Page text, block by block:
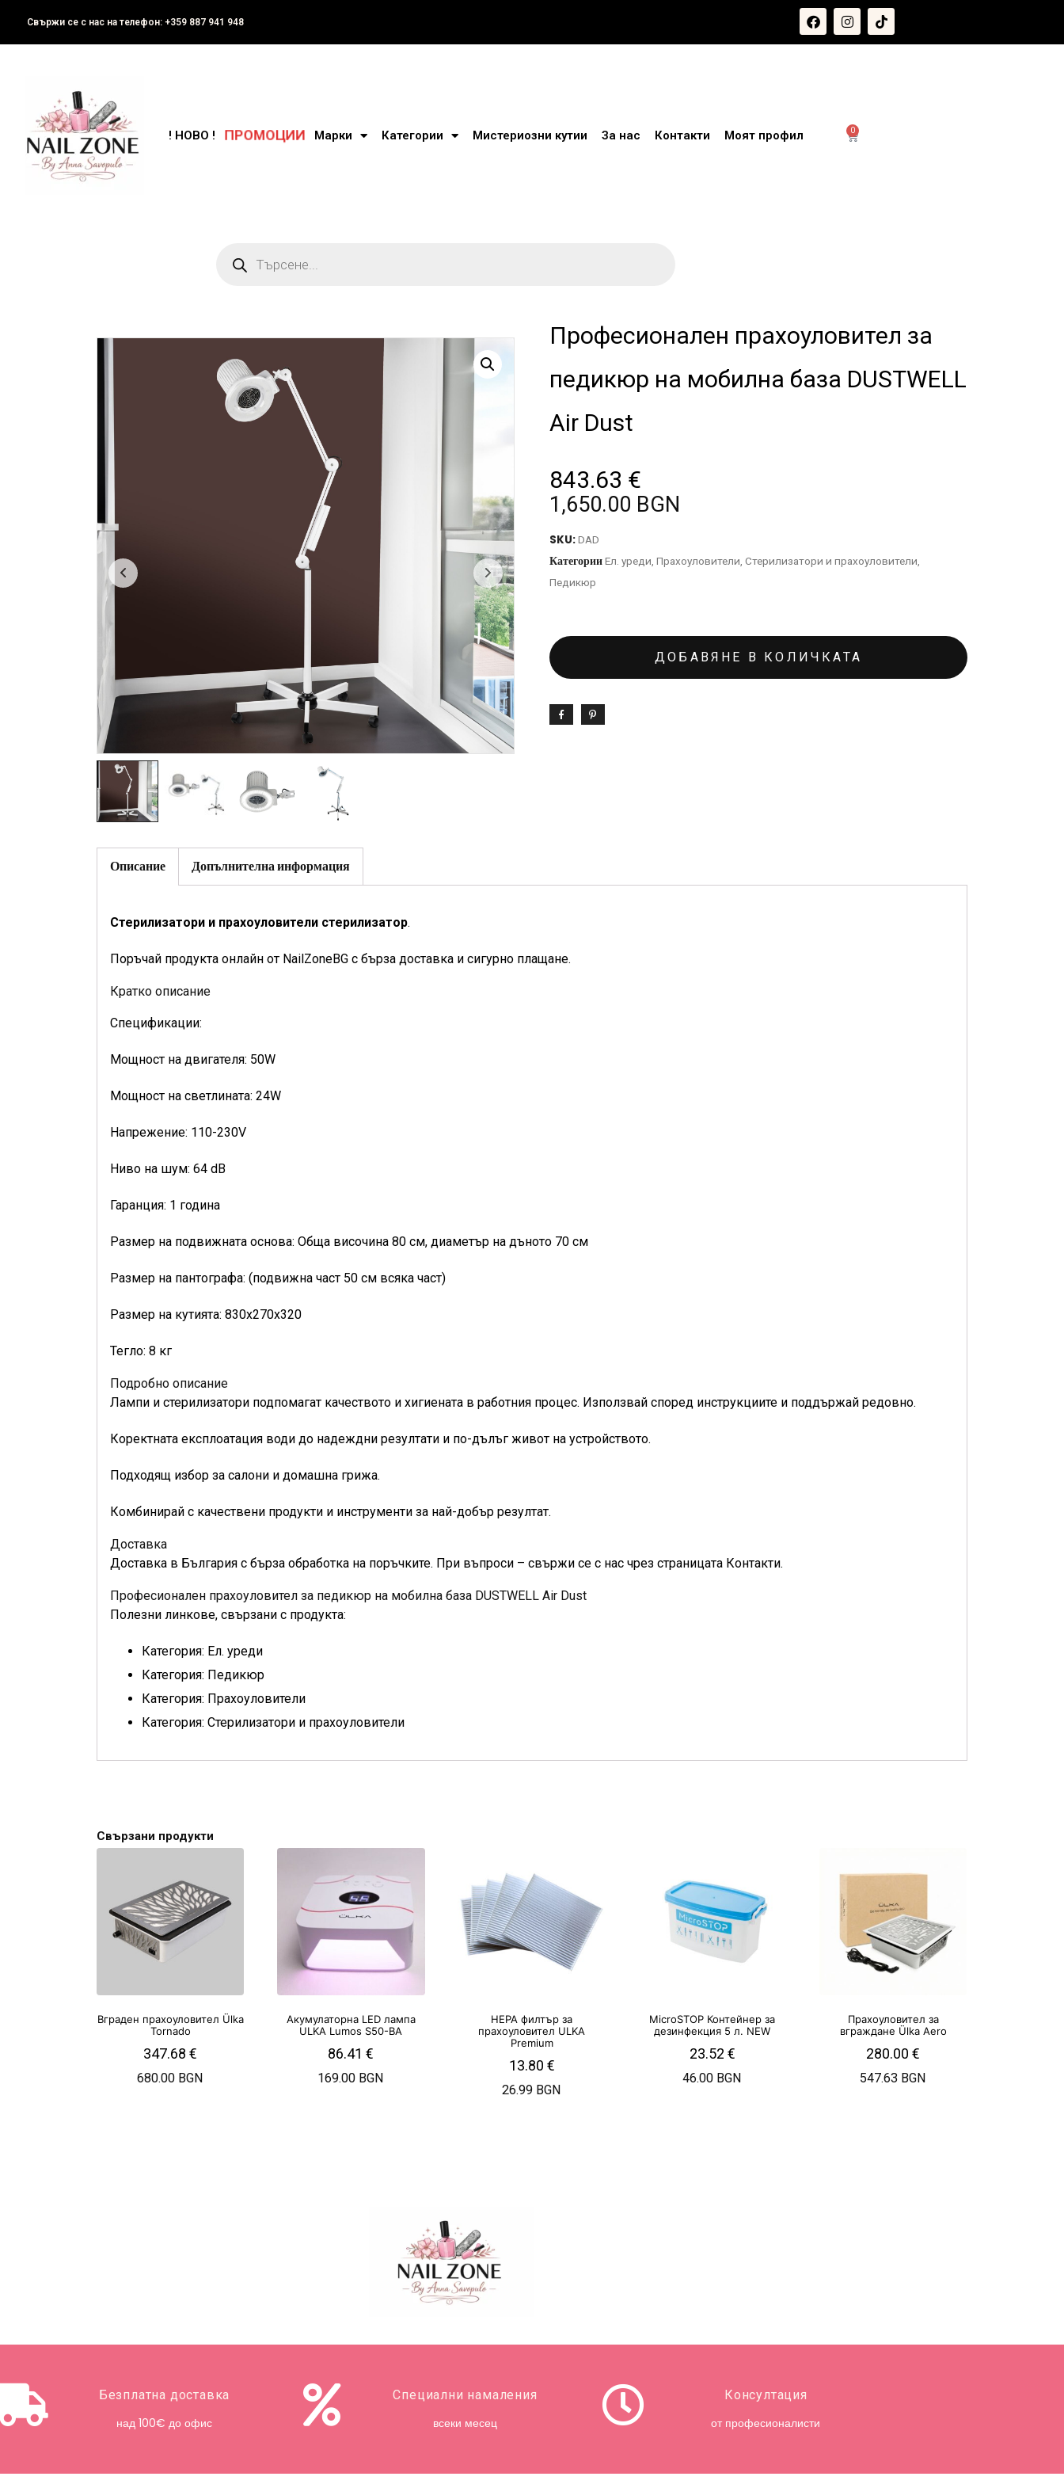
Свържи се с нас на телефон: +359 887 941 948
0
! НОВО ! ПРОМОЦИИ Марки Категории Мистериозни кутии За нас Контакти Моят профил
Професионален прахоуловител за
педикюр на мобилна база DUSTWELL
Air Dust
843.63 €
1,650.00 BGN
SKU:DAD
КатегорииЕл. уреди Прахоуловители Стерилизатори и прахоуловители
Педикюр
ДОБАВЯНЕ В КОЛИЧКАТА
Описание Допълнителна информация
Стерилизатори и прахоуловители стерилизатор.
Поръчай продукта онлайн от NailZoneBG с бърза доставка и сигурно плащане.
Кратко описание
Спецификации:
Мощност на двигателя: 50W
Мощност на светлината: 24W
Напрежение: 110-230V
Ниво на шум: 64 dB
Гаранция: 1 година
Размер на подвижната основа: Обща височина 80 см, диаметър на дъното 70 см
Размер на пантографа: (подвижна част 50 см всяка част)
Размер на кутията: 830x270x320
Тегло: 8 кг
Подробно описание
Лампи и стерилизатори подпомагат качеството и хигиената в работния процес. Използвай според инструкциите и поддържай редовно.
Коректната експлоатация води до надеждни резултати и по-дълъг живот на устройството.
Подходящ избор за салони и домашна грижа.
Комбинирай с качествени продукти и инструменти за най-добър резултат.
Доставка
Доставка в България с бърза обработка на поръчките. При въпроси – свържи се с нас чрез страницата Контакти.
Професионален прахоуловител за педикюр на мобилна база DUSTWELL Air Dust
Полезни линкове, свързани с продукта:
Категория: Ел. уреди
Категория: Педикюр
Категория: Прахоуловители
Категория: Стерилизатори и прахоуловители
Свързани продукти
Вграден прахоуловител Ülka
Tornado
347.68€
680.00 BGN
Акумулаторна LED лампа
ULKA Lumos S50-BA
86.41€
169.00 BGN
HEPA филтър за
прахоуловител ULKA
Premium
13.80 €
26.99 BGN
MicroSTOP Контейнер за
дезинфекция 5 л. NEW
23.52 €
46.00 BGN
Прахоуловител за
вграждане Ülka Aero
280.00€
547.63 BGN
Безплатна доставка
над 100€ до офис
Специални намаления
всеки месец
Консултация
от професионалисти